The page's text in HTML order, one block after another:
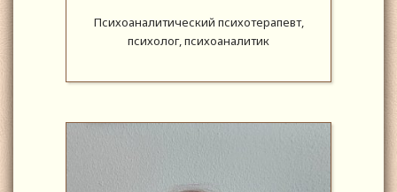
Психоаналитический психотерапевт,
психолог, психоаналитик